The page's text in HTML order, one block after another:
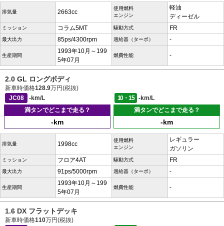
排気量 2663cc
使用燃料
エンジン
軽油
ディーゼル
ミッション コラム5MT 駆動方式 FR
最大出力 85ps/4300rpm 過給器（ターボ） -
生産期間
1993年10月～199
5年07月
燃費性能 -
2.0 GL ロングボディ
新車時価格128.9万円(税抜)
JC08
-km/L 10・15
-km/L
満タンでどこまで走る？
-km
満タンでどこまで走る？
-km
排気量 1998cc
使用燃料
エンジン
レギュラー
ガソリン
ミッション フロア4AT 駆動方式 FR
最大出力 91ps/5000rpm 過給器（ターボ） -
生産期間
1993年10月～199
5年07月
燃費性能 -
1.6 DX フラットデッキ
新車時価格110万円(税抜)